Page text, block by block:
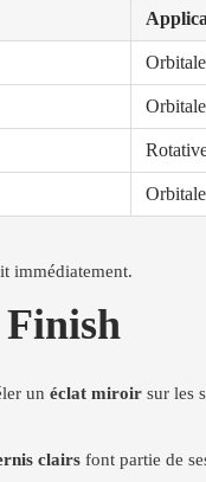
immédiatement.
un éclat miroir sur les
clairs font partie de